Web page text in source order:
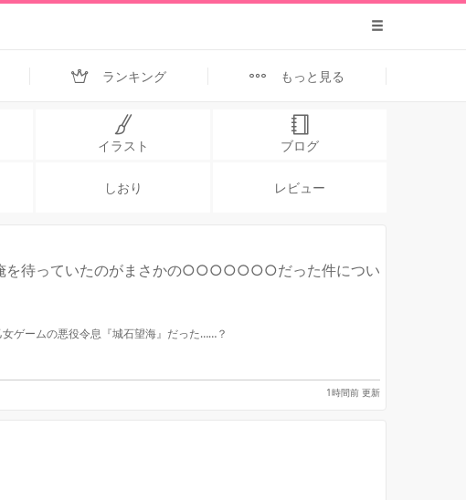
ランキング もっと見る
イラスト ブログ
しおり レビュー
を待っていたのがまさかの○○○○○○○だった件につい
ゲームの悪役令息『城石望海』だった……？
1時間前 更新